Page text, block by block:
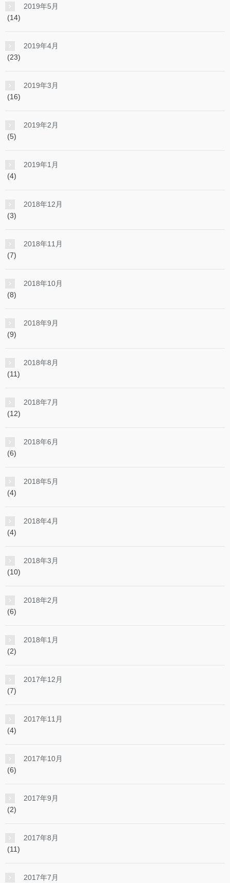
2019年5月
(14)
2019年4月
(23)
2019年3月
(16)
2019年2月
(5)
2019年1月
(4)
2018年12月
(3)
2018年11月
(7)
2018年10月
(8)
2018年9月
(9)
2018年8月
(11)
2018年7月
(12)
2018年6月
(6)
2018年5月
(4)
2018年4月
(4)
2018年3月
(10)
2018年2月
(6)
2018年1月
(2)
2017年12月
(7)
2017年11月
(4)
2017年10月
(6)
2017年9月
(2)
2017年8月
(11)
2017年7月